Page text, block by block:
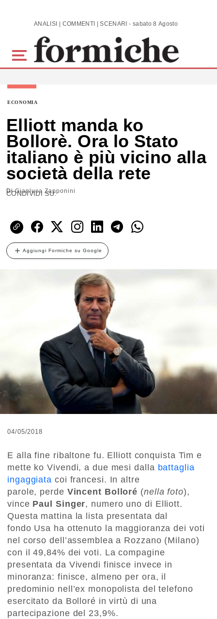
Skip to main content ANALISI | COMMENTI | SCENARI - sabato 8 Agosto 2026
ECONOMIA
Elliott manda ko
Bollorè. Ora lo Stato
italiano è più vicino alla
società della rete
DiGianluca Zapponini
CONDIVIDI SU:
Aggiungi Formiche su Google
04/05/2018
E alla fine ribaltone fu. Elliott conquista Tim e
mette ko Vivendi, a due mesi dalla battaglia
ingaggiata coi francesi. In altre
parole, perde Vincent Bolloré (nella foto),
vince Paul Singer, numero uno di Elliott.
Questa mattina la lista presentata dal
fondo Usa ha ottenuto la maggioranza dei voti
nel corso dell’assemblea a Rozzano (Milano)
con il 49,84% dei voti. La compagine
presentata da Vivendi finisce invece in
minoranza: finisce, almeno per ora, il
predominio nell’ex monopolista del telefono
esercitato da Bolloré in virtù di una
partecipazione del 23,9%.